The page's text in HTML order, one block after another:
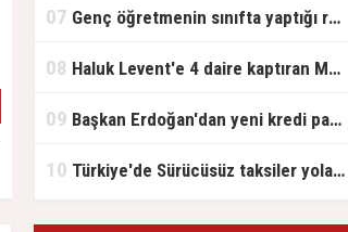
07 Genç öğretmenin sınıfta yaptığı rezil paylaşım
08 Haluk Levent'e 4 daire kaptıran Müteahhit soluğu savcılıkta aldı
09 Başkan Erdoğan'dan yeni kredi paketi müjdesi: 6 ay geri ödemesiz, 36 ay vadeli
10 Türkiye'de Sürücüsüz taksiler yola çıkmaya hazırlanıyor